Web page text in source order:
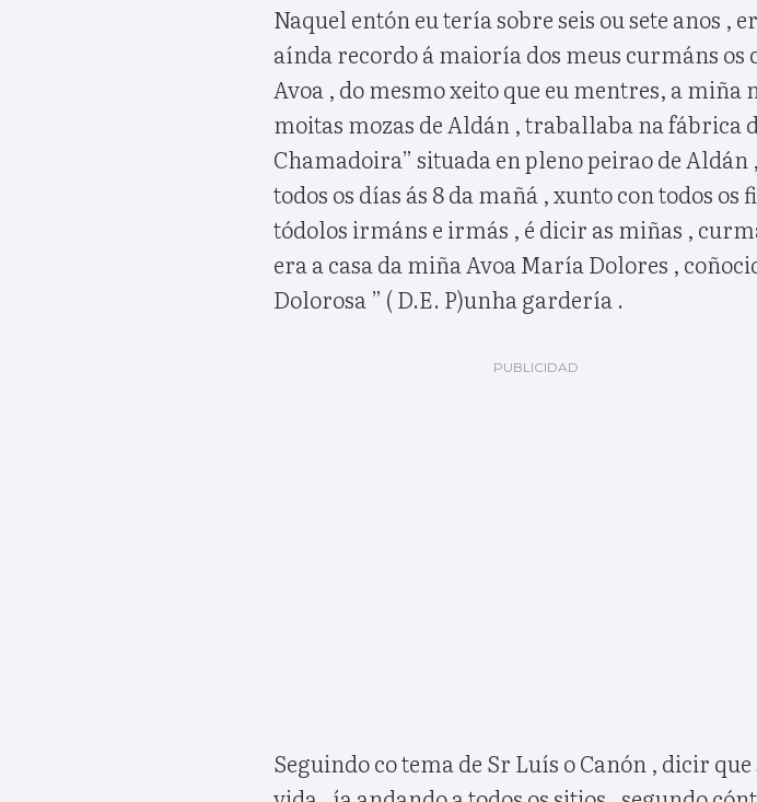
Naquel entón eu tería sobre seis ou sete anos ,
aínda recordo á maioría dos meus curmáns os
Avoa , do mesmo xeito que eu mentres, a miña
moitas mozas de Aldán , traballaba na fábrica
Chamadoira” situada en pleno peirao de Aldán
todos os días ás 8 da mañá , xunto con todos os
tódolos irmáns e irmás , é dicir as miñas ,
era a casa da miña Avoa María Dolores ,
Dolorosa ” ( D.E. P)unha gardería .
Seguindo co tema de Sr Luís o Canón , dicir